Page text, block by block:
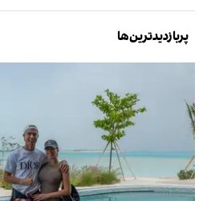
پربازدیدترین‌ها